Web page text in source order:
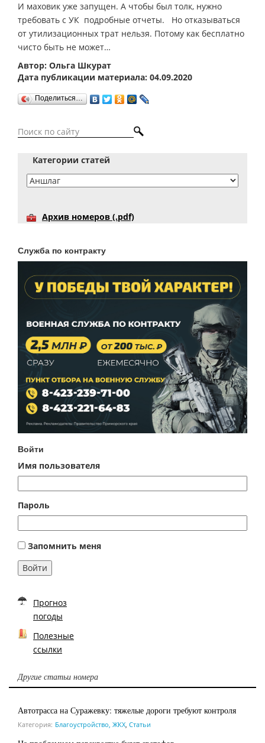
И маховик уже запущен. А чтобы был толк, нужно
требовать с УК подробные отчеты. Но отказываться
от утилизационных трат нельзя. Потому как бесплатно
чисто быть не может…
Автор: Ольга Шкурат
Дата публикации материала: 04.09.2020
Поделиться…
Категории статей
Архив номеров (.pdf)
Служба по контракту
Войти
Имя пользователя
Пароль
Запомнить меня
Войти
Прогноз
погоды
Полезные
ссылки
Другие статьи номера
Автотрасса на Суражевку: тяжелые дороги требуют контроля
Категория: Благоустройство, ЖКХ, Статьи